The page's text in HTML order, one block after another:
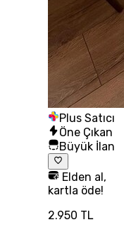
Plus Satıcı
Öne Çıkan
Büyük İlan
Elden al,
kartla öde!
2.950 TL